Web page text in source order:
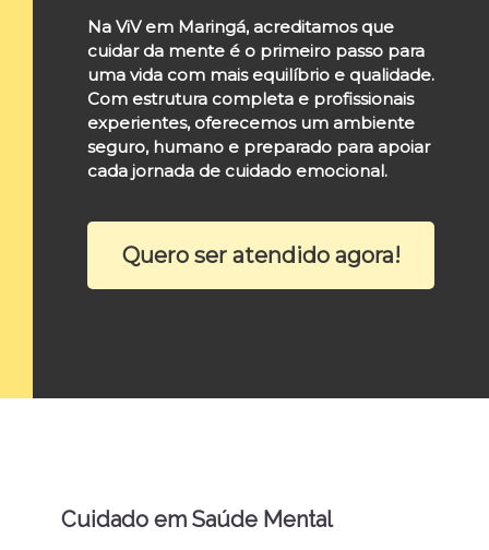
Na ViV em Maringá, acreditamos que
cuidar da mente é o primeiro passo para
uma vida com mais equilíbrio e qualidade.
Com estrutura completa e profissionais
experientes, oferecemos um ambiente
seguro, humano e preparado para apoiar
cada jornada de cuidado emocional.
Quero ser atendido agora!
Cuidado em Saúde Mental